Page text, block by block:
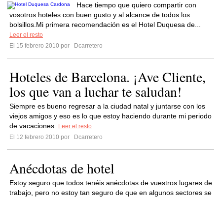
Hace tiempo que quiero compartir con
vosotros hoteles con buen gusto y al alcance de todos los
bolsillos.Mi primera recomendación es el Hotel Duquesa de...
Leer el resto
El 15 febrero 2010 por
Dcarretero
Hoteles de Barcelona. ¡Ave Cliente,
los que van a luchar te saludan!
Siempre es bueno regresar a la ciudad natal y juntarse con los
viejos amigos y eso es lo que estoy haciendo durante mi periodo
de vacaciones.
Leer el resto
El 12 febrero 2010 por
Dcarretero
Anécdotas de hotel
Estoy seguro que todos tenéis anécdotas de vuestros lugares de
trabajo, pero no estoy tan seguro de que en algunos sectores se